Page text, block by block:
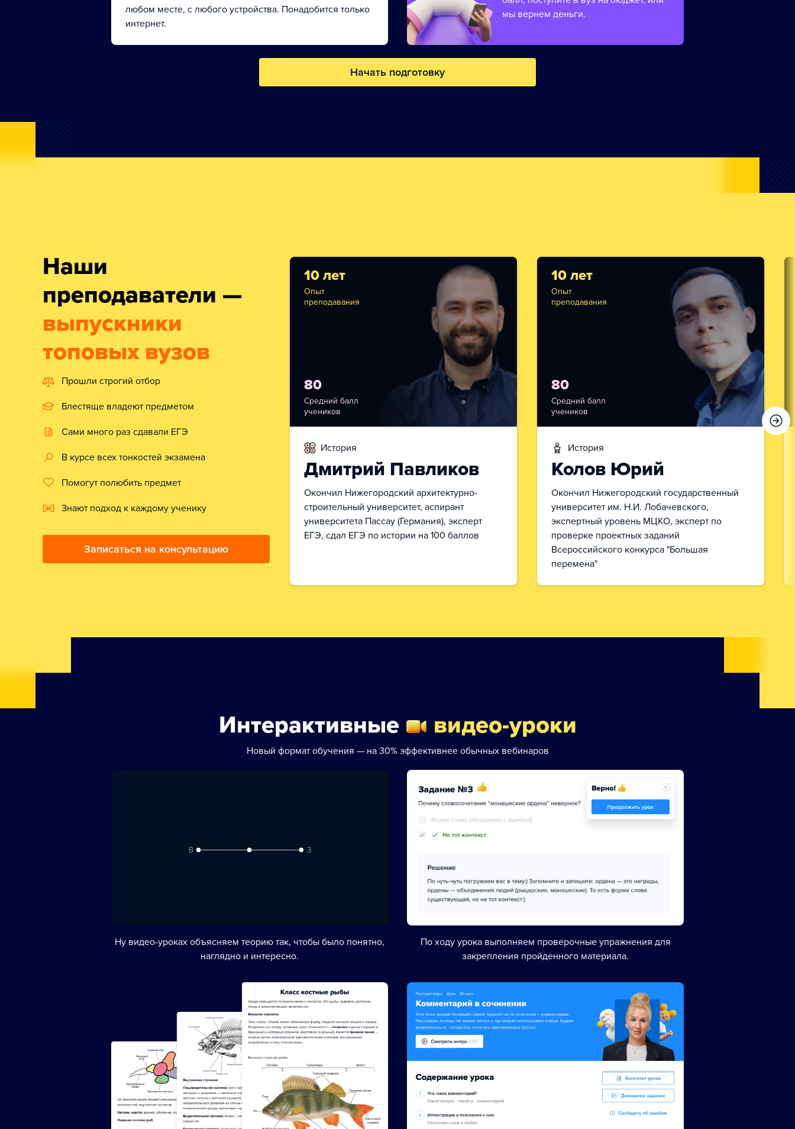
любом месте, с любого устройства. Понадобится только
интернет.
мы вернем деньги.
Начать подготовку
Наши
преподаватели —
выпускники
топовых вузов
Прошли строгий отбор
Блестяще владеют предметом
Сами много раз сдавали ЕГЭ
В курсе всех тонкостей экзамена
Помогут полюбить предмет
Знают подход к каждому ученику
Записаться на консультацию
10 лет
Опыт
преподавания
80
Средний балл
учеников
история
Дмитрий Павликов
Окончил Нижегородский архитектурно-
строительный университет, аспирант
университета Пассау (Германия), эксперт
ЕГЭ, сдал ЕГЭ по истории на 100 баллов
10 лет
Опыт
преподавания
80
Средний балл
учеников
история
Колов Юрий
Окончил Нижегородский государственный
университет им. Н.И. Лобачевского,
экспертный уровень МЦКО, эксперт по
проверке проектных заданий
Всероссийского конкурса "Большая
перемена"
Интерактивные видео-уроки
Новый формат обучения — на 30% эффективнее обычных вебинаров
Ну видео-уроках объясняем теорию так, чтобы было понятно,
наглядно и интересно.
По ходу урока выполняем проверочные упражнения для
закрепления пройденного материала.